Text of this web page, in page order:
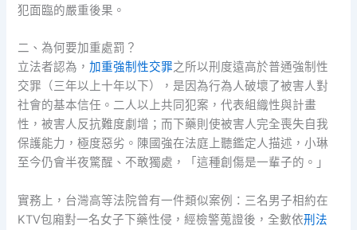
犯面臨的嚴重後果。
二、為何要加重處罰？
立法者認為，加重強制性交罪之所以刑度遠高於普通強制性
交罪（三年以上十年以下），是因為行為人破壞了被害人對
社會的基本信任。二人以上共同犯案，代表組織性與計畫
性，被害人反抗難度劇增；而下藥則使被害人完全喪失自我
保護能力，極度惡劣。陳國強在法庭上聽鑑定人描述，小琳
至今仍會半夜驚醒、不敢獨處，「這種創傷是一輩子的。」
實務上，台灣高等法院曾有一件類似案例：三名男子相約在
KTV包廂對一名女子下藥性侵，經檢警蒐證後，全數依刑法